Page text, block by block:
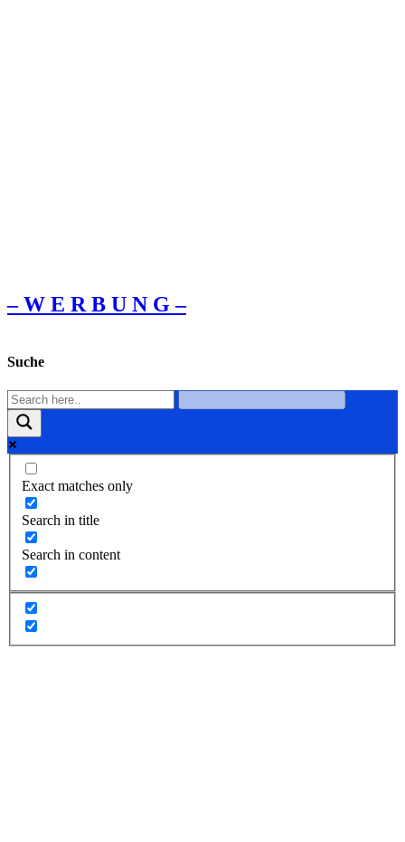
– W Ε R Β U Ν G –
Suche
Exact matches only
Search in title
Search in content